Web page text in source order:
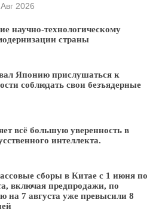
2026
научно-технологическому
страны
Японию прислушаться к
соблюдать свои безъядерные
всё большую уверенность в
интеллекта.
сборы в Китае с 1 июня по
включая предпродажи, по
на 7 августа уже превысили 8